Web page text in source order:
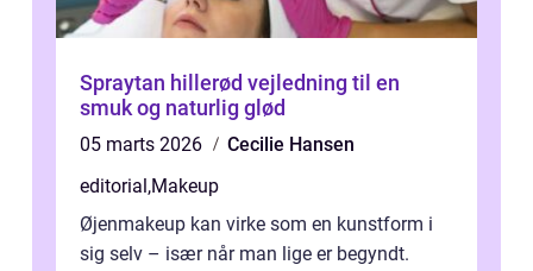
Spraytan hillerød vejledning til en
smuk og naturlig glød
05 marts 2026
Cecilie Hansen
editorial,Makeup
Øjenmakeup kan virke som en kunstform i
sig selv – især når man lige er begyndt.